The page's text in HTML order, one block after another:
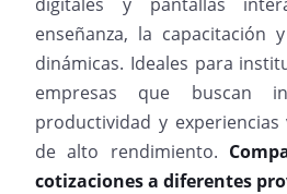
enseñanza, la capacitación
dinámicas. Ideales para
empresas que buscan
productividad y experiencias
de alto rendimiento.
cotizaciones a diferentes